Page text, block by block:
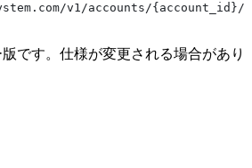
v1/accounts/{account_id}/
です。仕様が変更される場合があり